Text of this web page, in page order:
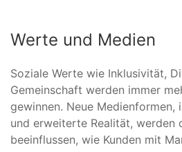
Werte und Medien
Soziale Werte wie Inklusivität,
Gemeinschaft werden immer
gewinnen. Neue Medienformen,
und erweiterte Realität, werden
beeinflussen, wie Kunden mit